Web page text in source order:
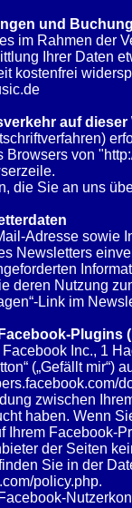
und
im Rahmen der
Ihrer Daten
kostenfrei
auf dieser
von
die Sie an uns
Adresse sowie
Newsletters
Nutzung
Link im
Plugins
Inc., 1
(„Gefällt
zwischen
haben. Wenn
Facebook-
der Seiten
Sie in der
policy.php.